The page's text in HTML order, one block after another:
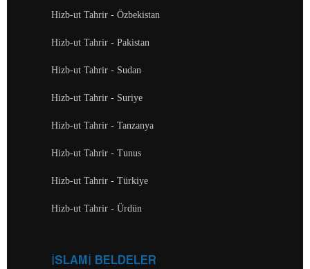
Hizb-ut Tahrir - Özbekistan
Hizb-ut Tahrir - Pakistan
Hizb-ut Tahrir - Sudan
Hizb-ut Tahrir - Suriye
Hizb-ut Tahrir - Tanzanya
Hizb-ut Tahrir - Tunus
Hizb-ut Tahrir - Türkiye
Hizb-ut Tahrir - Ürdün
İSLAMİ BELDELER